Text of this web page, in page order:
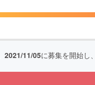
2021/11/05に募集を開始し、